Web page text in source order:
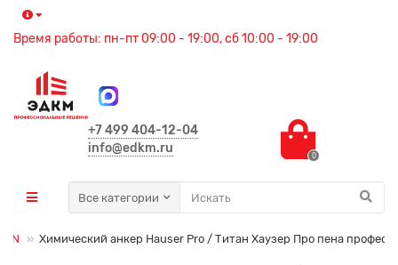
Время работы: пн-пт 09:00 - 19:00, сб 10:00 - 19:00
+7 499 404-12-04
info@edkm.ru
0
Все категории
Химический анкер Hauser Pro / Титан Хаузер Про пена